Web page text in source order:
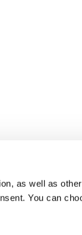
as well as
You can